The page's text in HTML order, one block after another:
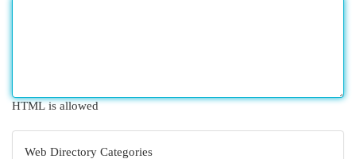
HTML is allowed
Web Directory Categories